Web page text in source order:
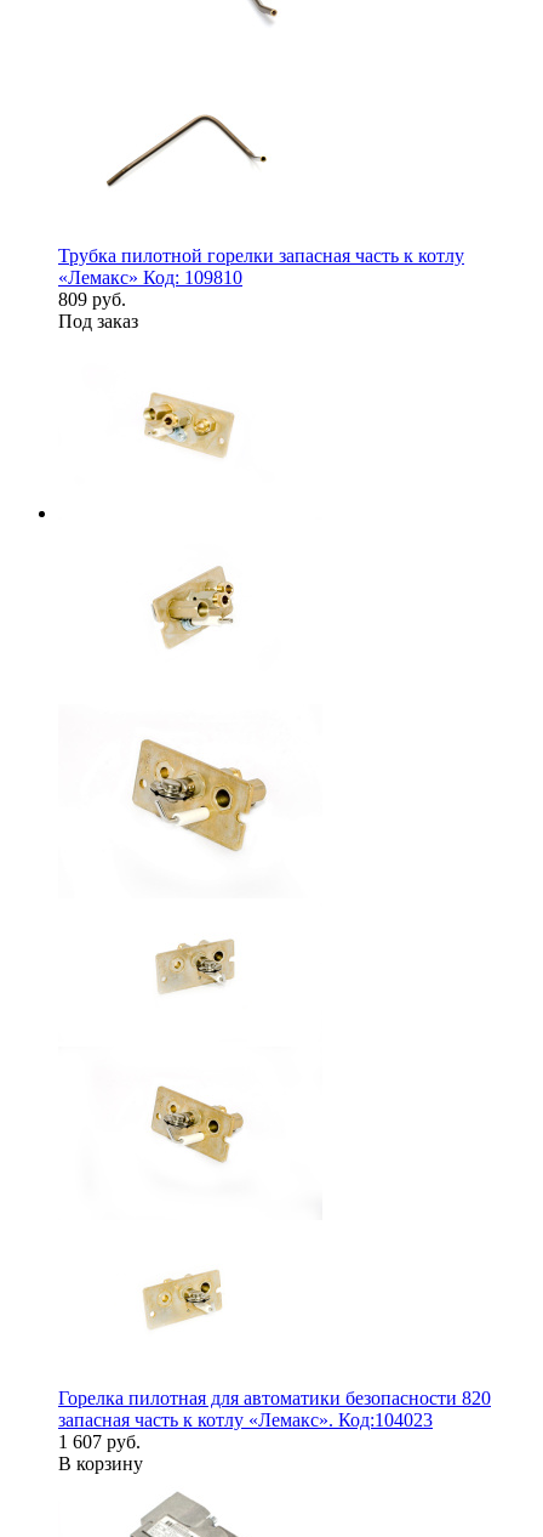
Трубка пилотной горелки запасная часть к котлу
«Лемакс» Код: 109810
809 руб.
Под заказ
Горелка пилотная для автоматики безопасности 820
запасная часть к котлу «Лемакс». Код:104023
1 607 руб.
В корзину